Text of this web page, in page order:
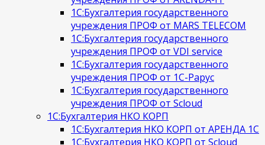
1С:Бухгалтерия государственного
учреждения ПРОФ от MARS TELECOM
1С:Бухгалтерия государственного
учреждения ПРОФ от VDI service
1С:Бухгалтерия государственного
учреждения ПРОФ от 1С-Рарус
1С:Бухгалтерия государственного
учреждения ПРОФ от Scloud
1С:Бухгалтерия НКО КОРП
1С:Бухгалтерия НКО КОРП от АРЕНДА 1С
1С:Бухгалтерия НКО КОРП от Scloud